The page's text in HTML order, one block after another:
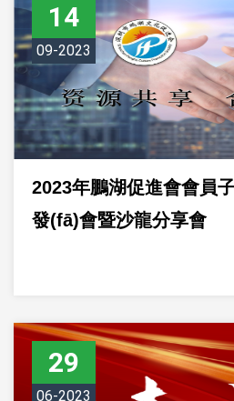
14
09-2023
2023年鵬湖促進會會員
發(fā)會暨沙龍分享會
29
06-2023